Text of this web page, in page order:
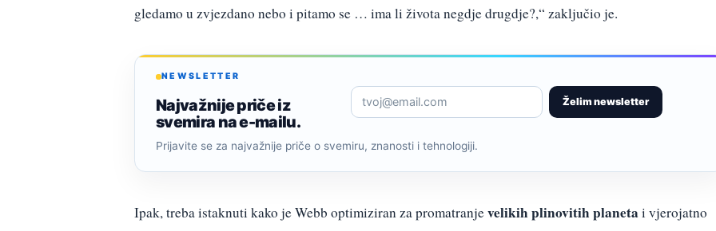
gledamo u zvjezdano nebo i pitamo se … ima li života negdje drugdje?,“ zaključio je.
NEWSLETTER
Najvažnije priče iz
svemira na e-mailu.
Želim newsletter
Prijavite se za najvažnije priče o svemiru, znanosti i tehnologiji.
Ipak, treba istaknuti kako je Webb optimiziran za promatranjevelikih plinovitih planeta i vjerojatno